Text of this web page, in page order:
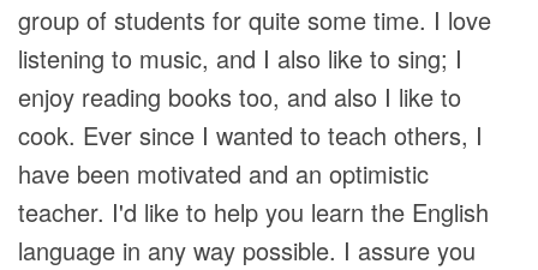
group of students for quite some time. I love
listening to music, and I also like to sing; I
enjoy reading books too, and also I like to
cook. Ever since I wanted to teach others, I
have been motivated and an optimistic
teacher. I'd like to help you learn the English
language in any way possible. I assure you